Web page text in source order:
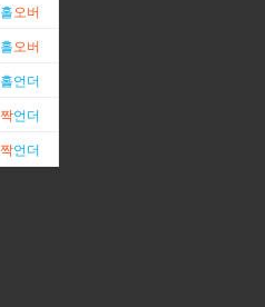
홀오버
홀오버
홀언더
짝언더
짝언더